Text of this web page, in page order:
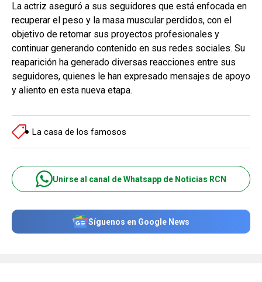
La actriz aseguró a sus seguidores que está enfocada en
recuperar el peso y la masa muscular perdidos, con el
objetivo de retomar sus proyectos profesionales y
continuar generando contenido en sus redes sociales. Su
reaparición ha generado diversas reacciones entre sus
seguidores, quienes le han expresado mensajes de apoyo
y aliento en esta nueva etapa.
La casa de los famosos
Unirse al canal de Whatsapp de Noticias RCN
Síguenos en Google News